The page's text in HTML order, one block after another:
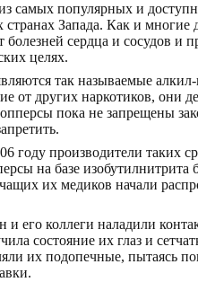
самых популярных и
Запада. Как и многие
болезней сердца и сосудов
целях.
так называемые
от других наркотиков, они
пока не запрещены
году производители
на базе
их медиков начали
и его коллеги наладили
состояние их глаз и
их подопечные, пытаясь